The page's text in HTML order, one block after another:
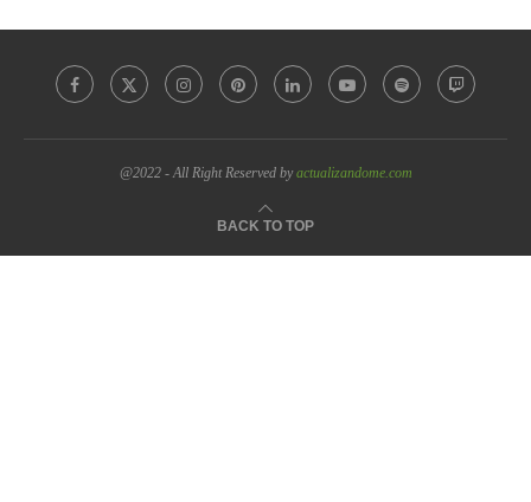
@2022 - All Right Reserved byactualizandome.com
BACK TO TOP